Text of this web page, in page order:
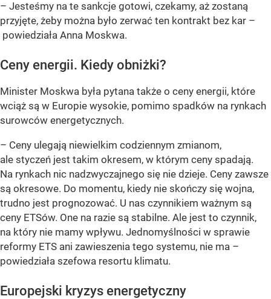
– Jesteśmy na te sankcje gotowi, czekamy, aż zostaną
przyjęte, żeby można było zerwać ten kontrakt bez kar –
powiedziała Anna Moskwa.
Ceny energii. Kiedy obniżki?
Minister Moskwa była pytana także o ceny energii, które
wciąż są w Europie wysokie, pomimo spadków na rynkach
surowców energetycznych.
– Ceny ulegają niewielkim codziennym zmianom,
ale styczeń jest takim okresem, w którym ceny spadają.
Na rynkach nic nadzwyczajnego się nie dzieje. Ceny zawsze
są okresowe. Do momentu, kiedy nie skończy się wojna,
trudno jest prognozować. U nas czynnikiem ważnym są
ceny ETSów. One na razie są stabilne. Ale jest to czynnik,
na który nie mamy wpływu. Jednomyślności w sprawie
reformy ETS ani zawieszenia tego systemu, nie ma –
powiedziała szefowa resortu klimatu.
Europejski kryzys energetyczny